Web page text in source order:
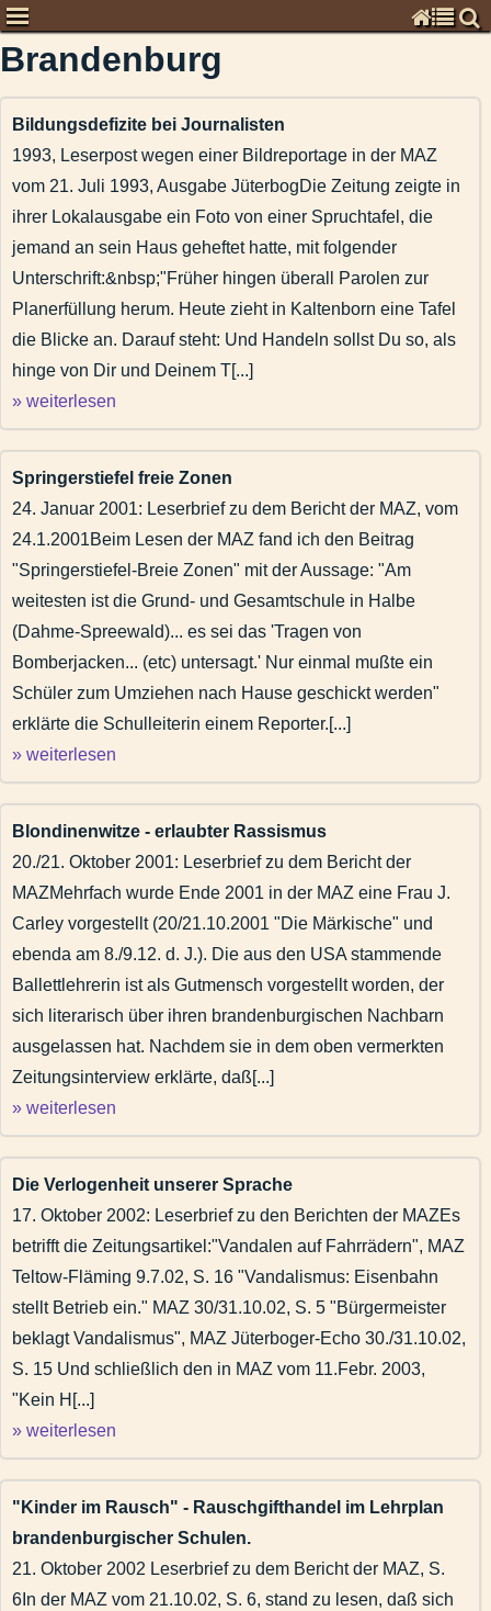
Chronisten
Kommentare zur Zeitgeschichte
Global
Deutschland
Kommunal
Brandenburg
Weißer Adler auf weißem Grund
Januar 2013: Abmahnung an die Tageszeitung wegen
MAZ vom 28. September 2012: Woidke lenkt ein: Rente jetzt
August 2010: Selbstverständnis der Polizei, damals und
August 2010: Erneute Wortmeldung zur
Dezember 2008: Streitschrift zum Erhalt der deutschen
Trennungsgeld für Westbeamte, eine Leserpost dazu
Trennungsgeld für Westbeamte, "Buschzulage", und deren
Frau befürwortet Folteranwendung
Innenminister denkt an Folter
Zur Bildungspolitik
Mummenschanz im Gerichtssaal
"Kinder im Rausch" - Rauschgifthandel im Lehrplan
Die Verlogenheit unserer Sprache
Blondinenwitze - erlaubter Rassismus
Springerstiefel freie Zonen
Bildungsdefizite bei Journalisten
Stadtgeschichte
Impressum
Suchen & Finden
Abbildungen-deaktiviert
Brandenburg
Bildungsdefizite bei Journalisten
1993, Leserpost wegen einer Bildreportage in der MAZ
vom 21. Juli 1993, Ausgabe JüterbogDie Zeitung zeigte in
ihrer Lokalausgabe ein Foto von einer Spruchtafel, die
jemand an sein Haus geheftet hatte, mit folgender
Unterschrift:&nbsp;"Früher hingen überall Parolen zur
Planerfüllung herum. Heute zieht in Kaltenborn eine Tafel
die Blicke an. Darauf steht: Und Handeln sollst Du so, als
hinge von Dir und Deinem T[...]
» weiterlesen
Springerstiefel freie Zonen
24. Januar 2001: Leserbrief zu dem Bericht der MAZ, vom
24.1.2001Beim Lesen der MAZ fand ich den Beitrag
"Springerstiefel-Breie Zonen" mit der Aussage: "Am
weitesten ist die Grund- und Gesamtschule in Halbe
(Dahme-Spreewald)... es sei das 'Tragen von
Bomberjacken... (etc) untersagt.' Nur einmal mußte ein
Schüler zum Umziehen nach Hause geschickt werden"
erklärte die Schulleiterin einem Reporter.[...]
» weiterlesen
Blondinenwitze - erlaubter Rassismus
20./21. Oktober 2001: Leserbrief zu dem Bericht der
MAZMehrfach wurde Ende 2001 in der MAZ eine Frau J.
Carley vorgestellt (20/21.10.2001 "Die Märkische" und
ebenda am 8./9.12. d. J.). Die aus den USA stammende
Ballettlehrerin ist als Gutmensch vorgestellt worden, der
sich literarisch über ihren brandenburgischen Nachbarn
ausgelassen hat. Nachdem sie in dem oben vermerkten
Zeitungsinterview erklärte, daß[...]
» weiterlesen
Die Verlogenheit unserer Sprache
17. Oktober 2002: Leserbrief zu den Berichten der MAZEs
betrifft die Zeitungsartikel:"Vandalen auf Fahrrädern", MAZ
Teltow-Fläming 9.7.02, S. 16 "Vandalismus: Eisenbahn
stellt Betrieb ein." MAZ 30/31.10.02, S. 5 "Bürgermeister
beklagt Vandalismus", MAZ Jüterboger-Echo 30./31.10.02,
S. 15 Und schließlich den in MAZ vom 11.Febr. 2003,
"Kein H[...]
» weiterlesen
"Kinder im Rausch" - Rauschgifthandel im Lehrplan
brandenburgischer Schulen.
21. Oktober 2002 Leserbrief zu dem Bericht der MAZ, S.
6In der MAZ vom 21.10.02, S. 6, stand zu lesen, daß sich